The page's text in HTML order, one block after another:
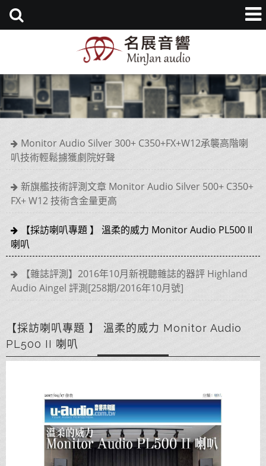
Monitor Audio Silver 300+ C350+FX+W12承襲高階喇
叭技術輕鬆擄獲劇院好聲
新旗艦技術評測文章 Monitor Audio Silver 500+ C350+
FX+ W12 技術含金量更高
【採訪喇叭專題 】 溫柔的威力 Monitor Audio PL500 II
喇叭
【雜誌評測】2016年10月新視聽雜誌的器評 Highland
Audio Aingel 評測[258期/2016年10月號]
【採訪喇叭專題 】 溫柔的威力 Monitor Audio
PL500 II 喇叭